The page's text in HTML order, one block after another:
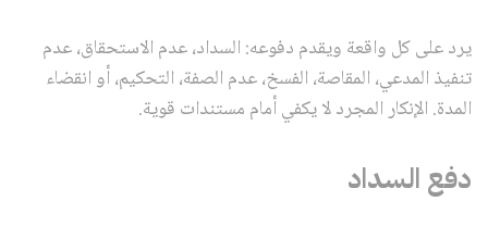
يرد على كل واقعة ويقدم دفوعه: السداد، عدم الاستحقاق، عدم
تنفيذ المدعي، المقاصة، الفسخ، عدم الصفة، التحكيم، أو انقضاء
المدة. الإنكار المجرد لا يكفي أمام مستندات قوية.
دفع السداد